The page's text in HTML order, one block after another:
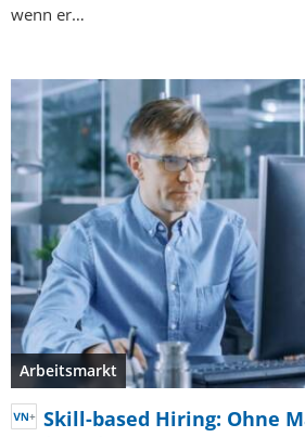
wenn er…
Arbeitsmarkt
Skill-based Hiring: Ohne